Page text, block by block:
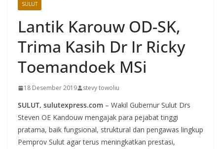
SULUT
Lantik Karouw OD-SK,
Trima Kasih Dr Ir Ricky
Toemandoek MSi
18 Desember 2019 stevy towoliu
SULUT, sulutexpress.com – Wakil Gubernur Sulut Drs
Steven OE Kandouw mengajak para pejabat tinggi
pratama, baik fungsional, struktural dan pengawas lingkup
Pemprov Sulut agar terus meningkatkan prestasi,